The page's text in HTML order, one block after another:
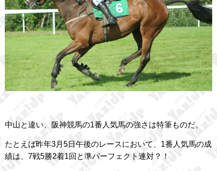
中山と違い、阪神競馬の1番人気馬の強さは特筆ものだ。
たとえば昨年3月5日午後のレースにおいて、1番人気馬の成
績は、7戦5勝2着1回と準パーフェクト連対？！